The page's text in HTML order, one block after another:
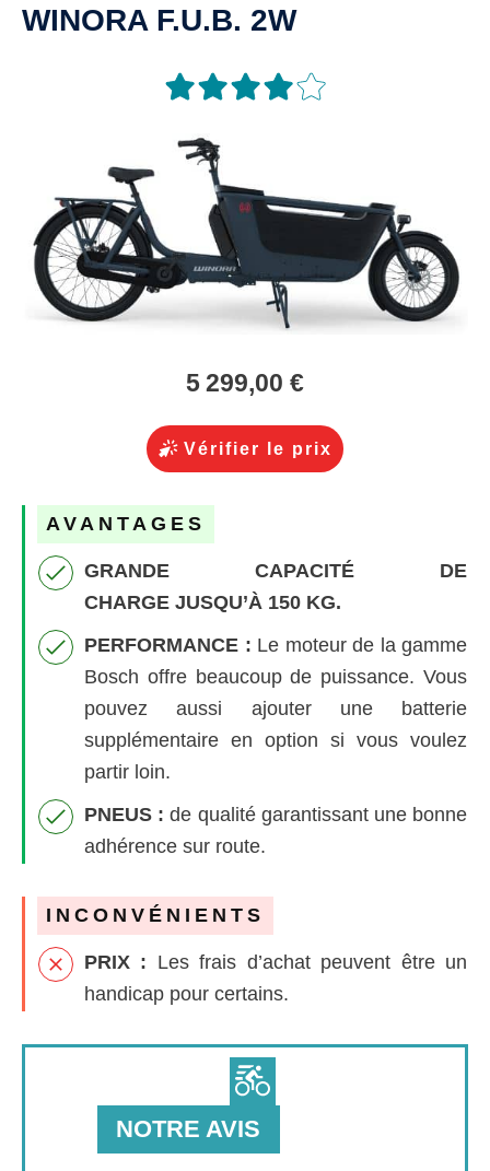
WINORA F.U.B. 2W
5 299,00 €
Vérifier le prix
AVANTAGES
GRANDE CAPACITÉ DE
CHARGE JUSQU’À 150 KG.
PERFORMANCE : Le moteur de la gamme
Bosch offre beaucoup de puissance. Vous
pouvez aussi ajouter une batterie
supplémentaire en option si vous voulez
partir loin.
PNEUS :de qualité garantissant une bonne
adhérence sur route.
INCONVÉNIENTS
PRIX : Les frais d’achat peuvent être un
handicap pour certains.
NOTRE AVIS